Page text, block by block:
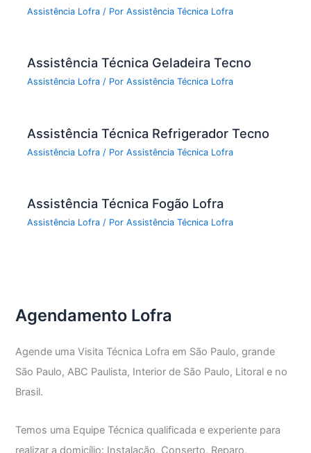
Assistência Lofra / PorAssistência Técnica Lofra
Assistência Técnica Geladeira Tecno
Assistência Lofra / PorAssistência Técnica Lofra
Assistência Técnica Refrigerador Tecno
Assistência Lofra / PorAssistência Técnica Lofra
Assistência Técnica Fogão Lofra
Assistência Lofra / PorAssistência Técnica Lofra
Agendamento Lofra
Agende uma Visita Técnica Lofra em São Paulo, grande
São Paulo, ABC Paulista, Interior de São Paulo, Litoral e no
Brasil.
Temos uma Equipe Técnica qualificada e experiente para
realizar a domicílio: Instalação, Conserto, Reparo,